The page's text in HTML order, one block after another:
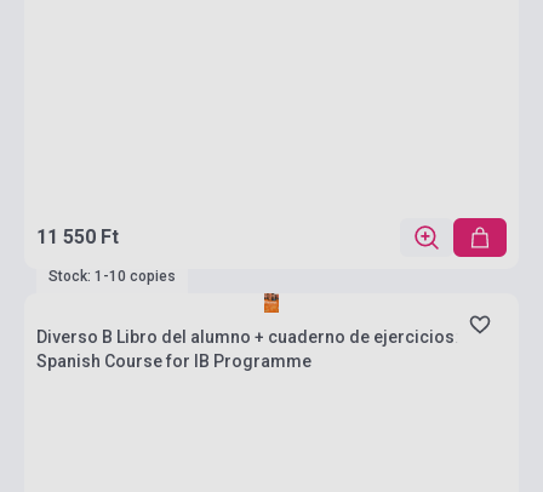
11 550 Ft
Stock: 1-10 copies
Diverso B Libro del alumno + cuaderno de ejercicios:
Spanish Course for IB Programme